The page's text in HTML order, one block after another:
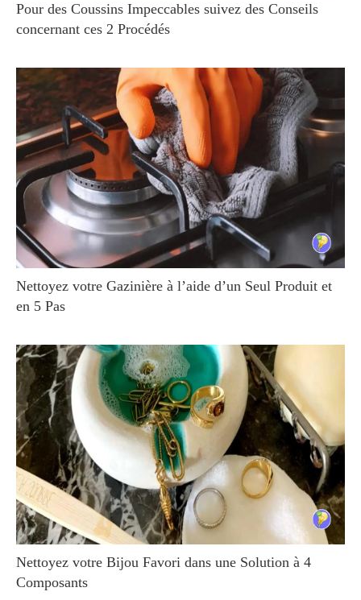
Pour des Coussins Impeccables suivez des Conseils
concernant ces 2 Procédés
Nettoyez votre Gazinière à l’aide d’un Seul Produit et
en 5 Pas
Nettoyez votre Bijou Favori dans une Solution à 4
Composants